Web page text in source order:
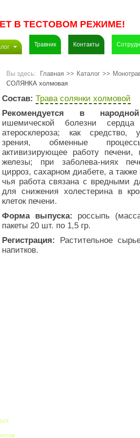
В ТЕСТОВОМ РЕЖИМЕ!
Травник Контакты
Состав: Трава солянки холмовой
Рекомендуется в
ишемической болезни
атеросклероза; как средство,
зрения, обменные
активизирующее работу печени,
железы; при заболева-ниях
цирроз, сахарном диабете, а
чья работа связана с вредными
для снижения холестерина в
клеток печени.
Форма выпуска: россыпь
пакеты 20 шт. по 1,5 гр.
Регистрация: Растительное
напитков.
Вы здесь: Главная >> Каталог >>
СОЛЯНКА холмовая